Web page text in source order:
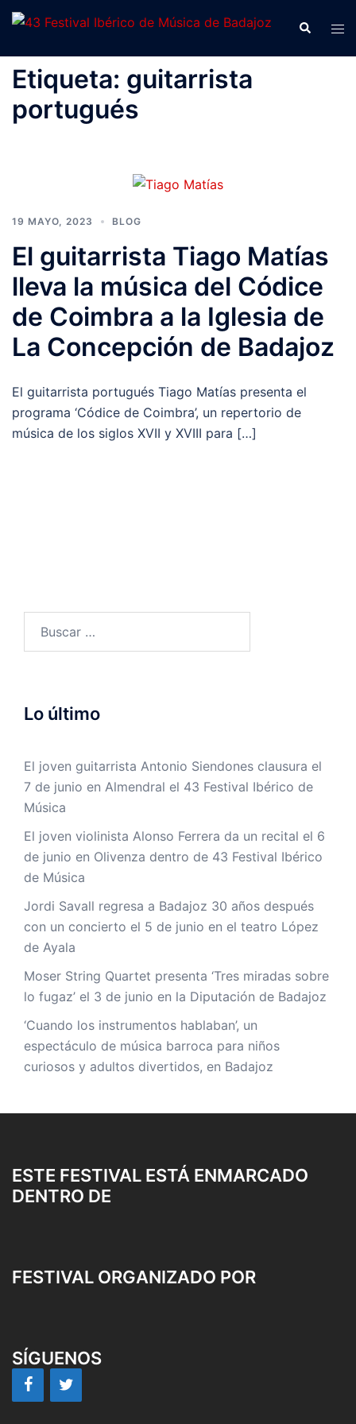
Saltar
Buscar
Etiqueta: guitarrista
portugués
19 MAYO, 2023 BLOG
El guitarrista Tiago Matías
lleva la música del Códice
de Coimbra a la Iglesia de
La Concepción de Badajoz
El guitarrista portugués Tiago Matías presenta el
programa ‘Códice de Coimbra’, un repertorio de
música de los siglos XVII y XVIII para […]
Lo último
El joven guitarrista Antonio Siendones clausura el
7 de junio en Almendral el 43 Festival Ibérico de
Música
El joven violinista Alonso Ferrera da un recital el 6
de junio en Olivenza dentro de 43 Festival Ibérico
de Música
Jordi Savall regresa a Badajoz 30 años después
con un concierto el 5 de junio en el teatro López
de Ayala
Moser String Quartet presenta ‘Tres miradas sobre
lo fugaz’ el 3 de junio en la Diputación de Badajoz
‘Cuando los instrumentos hablaban’, un
espectáculo de música barroca para niños
curiosos y adultos divertidos, en Badajoz
ESTE FESTIVAL ESTÁ ENMARCADO
DENTRO DE
FESTIVAL ORGANIZADO POR
SÍGUENOS